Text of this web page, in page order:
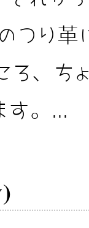
つり革
ろ、ち
す。...